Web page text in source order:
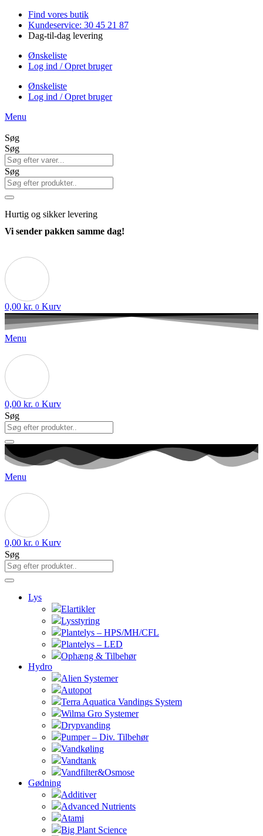
Videre
indhold
Find vores butik
Kundeservice: 30 45 21 87
Dag-til-dag levering
Ønskeliste
Log ind / Opret bruger
Ønskeliste
Log ind / Opret bruger
Menu
Søg
Søg
Søg
Hurtig og sikker levering
Vi sender pakken samme dag!
0,00 kr. 0 Kurv
Menu
0,00 kr. 0 Kurv
Søg
Menu
0,00 kr. 0 Kurv
Søg
Lys
Elartikler
Lysstyring
Plantelys – HPS/MH/CFL
Plantelys – LED
Ophæng & Tilbehør
Hydro
Alien Systemer
Autopot
Terra Aquatica Vandings System
Wilma Gro Systemer
Drypvanding
Pumper – Div. Tilbehør
Vandkøling
Vandtank
Vandfilter&Osmose
Gødning
Additiver
Advanced Nutrients
Atami
Big Plant Science